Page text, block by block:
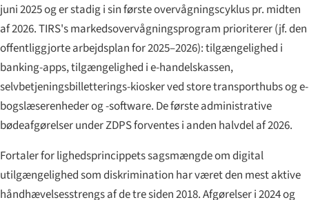
juni 2025 og er stadig i sin første overvågningscyklus pr. midten
af 2026. TIRS's markedsovervågningsprogram prioriterer (jf. den
offentliggjorte arbejdsplan for 2025–2026): tilgængelighed i
banking-apps, tilgængelighed i e-handelskassen,
selvbetjeningsbilletterings-kiosker ved store transporthubs og e-
bogslæserenheder og -software. De første administrative
bødeafgørelser under ZDPS forventes i anden halvdel af 2026.
Fortaler for lighedsprincippets sagsmængde om digital
utilgængelighed som diskrimination har været den mest aktive
håndhævelsesstrengs af de tre siden 2018. Afgørelser i 2024 og